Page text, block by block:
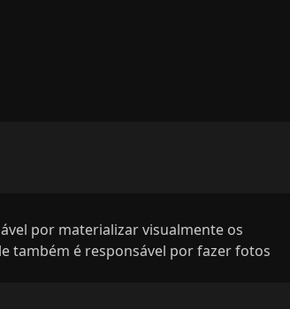
por materializar visualmente os
também é responsável por fazer fotos